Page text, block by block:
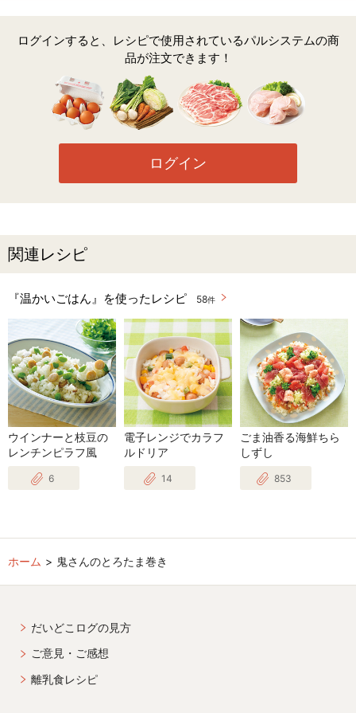
ログインすると、レシピで使用されているパルシステムの商
品が注文できます！
ログイン
関連レシピ
『温かいごはん』を使ったレシピ 58件
ウインナーと枝豆の
レンチンピラフ風
6
電子レンジでカラフ
ルドリア
14
ごま油香る海鮮ちら
しずし
853
ホーム 鬼さんのとろたま巻き
だいどこログの見方
ご意見・ご感想
離乳食レシピ